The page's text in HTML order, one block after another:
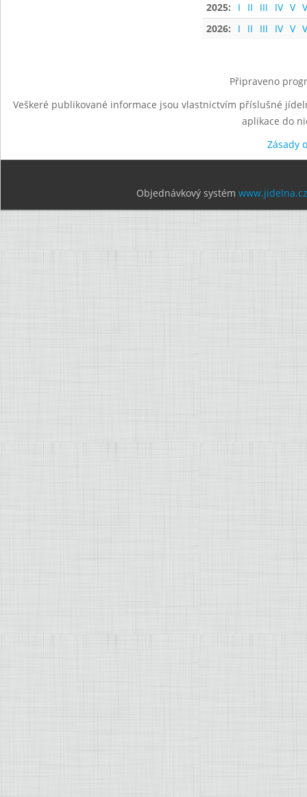
2025:
I II III IV V
2026:
I II III IV V
Připraveno
Veškeré publikované informace jsou vlastnictvím příslušné
aplikace do
Zásady
Objednávkový systém www.jidelna.cz